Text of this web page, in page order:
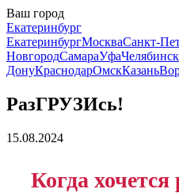
Ваш город
Екатеринбург
ЕкатеринбургМоскваСанкт-
НовгородСамараУфаЧелябинск
ДонуКраснодарОмскКазань
РазГРУЗИсь!
15.08.2024
Когда